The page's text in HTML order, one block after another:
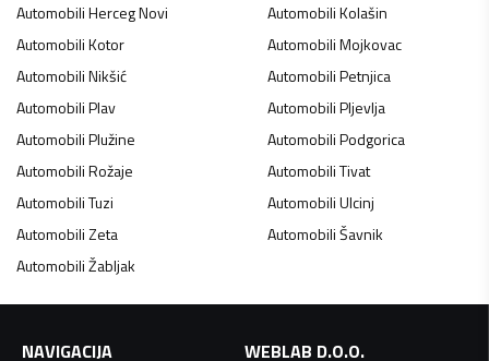
AutomobiliHerceg Novi AutomobiliKolašin
AutomobiliKotor AutomobiliMojkovac
AutomobiliNikšić AutomobiliPetnjica
AutomobiliPlav AutomobiliPljevlja
AutomobiliPlužine AutomobiliPodgorica
AutomobiliRožaje AutomobiliTivat
AutomobiliTuzi AutomobiliUlcinj
AutomobiliZeta AutomobiliŠavnik
AutomobiliŽabljak
NAVIGACIJA
WEBLAB D.O.O.